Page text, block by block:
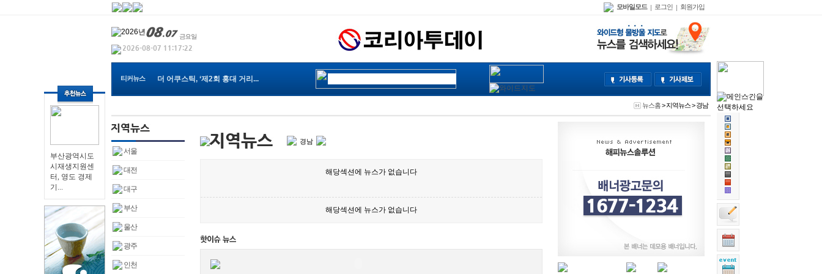
부산광역시도
시재생지원센
터, 영도 경제
기...
모바일모드 | 로그인 | 회원가입
티커뉴스
신한금융투자, ‘처음 주식’ 도...
윤상현 SHSOFT대표 온라인 쇼핑...
8급공무원 대단원의 마감속 시
뉴스홈>지역뉴스>경남
서울
대전
대구
부산
울산
광주
인천
경남
해당섹션에 뉴스가 없습니다
해당섹션에 뉴스가 없습니다